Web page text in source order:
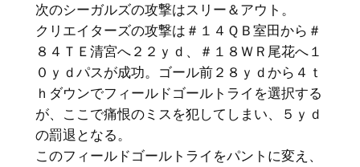
次のシーガルズの攻撃はスリー＆アウト。
クリエイターズの攻撃は＃１４ＱＢ室田から＃
８４ＴＥ清宮へ２２ｙｄ、＃１８ＷＲ尾花へ１
０ｙｄパスが成功。ゴール前２８ｙｄから４ｔ
ｈダウンでフィールドゴールトライを選択する
が、ここで痛恨のミスを犯してしまい、５ｙｄ
の罰退となる。
このフィールドゴールトライをパントに変え、